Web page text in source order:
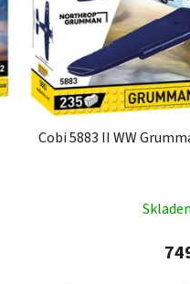
Cobi 5883 II WW